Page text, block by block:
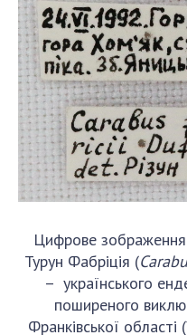
Цифрове
Турун Фабріція (
– українського
поширеного
Франківської області